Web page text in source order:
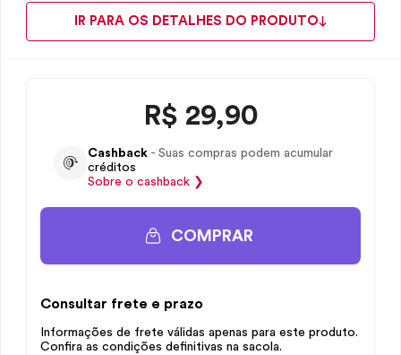
IR PARA OS DETALHES DO PRODUTO
R$ 29,90
Cashback - Suas compras podem acumular
créditos
Sobre o cashback ❯
COMPRAR
Consultar frete e prazo
Informações de frete válidas apenas para este produto.
Confira as condições definitivas na sacola.